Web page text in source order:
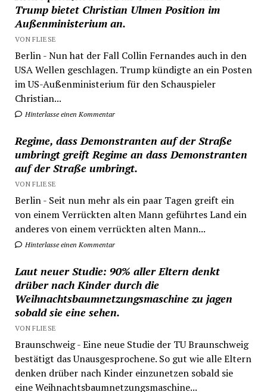
Trump bietet Christian Ulmen Position im
Außenministerium an.
VON FLIESE
Berlin - Nun hat der Fall Collin Fernandes auch in den
USA Wellen geschlagen. Trump kündigte an ein Posten
im US-Außenministerium für den Schauspieler
Christian...
Hinterlasse einen Kommentar
Regime, dass Demonstranten auf der Straße
umbringt greift Regime an dass Demonstranten
auf der Straße umbringt.
VON FLIESE
Berlin - Seit nun mehr als ein paar Tagen greift ein
von einem Verrückten alten Mann geführtes Land ein
anderes von einem verrückten alten Mann...
Hinterlasse einen Kommentar
Laut neuer Studie: 90% aller Eltern denkt
drüber nach Kinder durch die
Weihnachtsbaumnetzungsmaschine zu jagen
sobald sie eine sehen.
VON FLIESE
Braunschweig - Eine neue Studie der TU Braunschweig
bestätigt das Unausgesprochene. So gut wie alle Eltern
denken drüber nach Kinder einzunetzen sobald sie
eine Weihnachtsbaumnetzungsmaschine...